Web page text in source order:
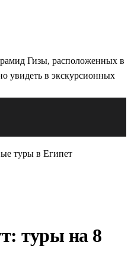
туры в Египет
туры на 8